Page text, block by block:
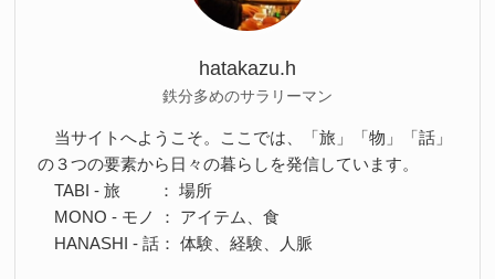
hatakazu.h
鉄分多めのサラリーマン
当サイトへようこそ。ここでは、「旅」「物」「話」
の３つの要素から日々の暮らしを発信しています。
TABI - 旅 ： 場所
MONO - モノ ： アイテム、食
HANASHI - 話： 体験、経験、人脈